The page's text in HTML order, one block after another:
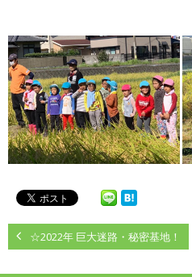
☆2022年 巨大迷路・秘密基地！